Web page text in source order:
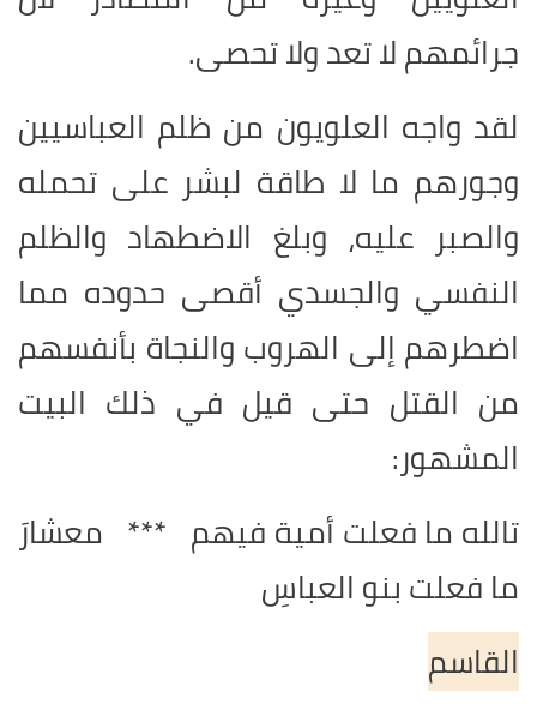
جرائمهم لا تعد ولا تحصى.
لقد واجه العلويون من ظلم العباسيين
وجورهم ما لا طاقة لبشر على تحمله
والصبر عليه، وبلغ الاضطهاد والظلم
النفسي والجسدي أقصى حدوده مما
اضطرهم إلى الهروب والنجاة بأنفسهم
من القتل حتى قيل في ذلك البيت
المشهور:
تالله ما فعلت أمية فيهم *** معشارَ
ما فعلت بنو العباسِ
القاسم